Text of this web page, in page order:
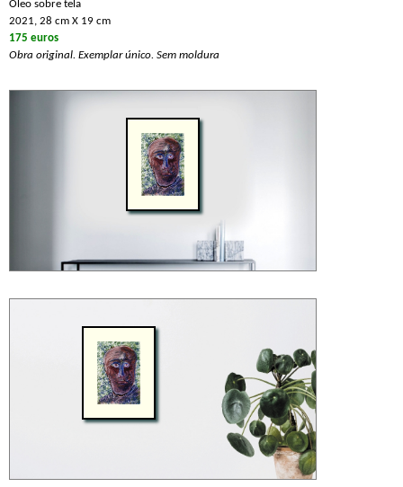
Óleo sobre tela
2021, 28 cm X 19 cm
175 euros
Obra original. Exemplar único. Sem moldura